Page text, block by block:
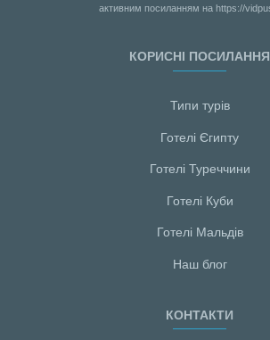
активним посиланням на https://
КОРИСНІ ПОСИЛАННЯ
Типи турів
Готелі Єгипту
Готелі Туреччини
Готелі Куби
Готелі Мальдiв
Наш блог
КОНТАКТИ